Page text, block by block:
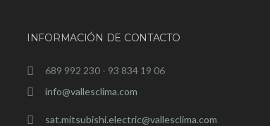
INFORMACIÓN DE CONTACTO
689 992 230 - 93 834 19 06
info@vallesclima.com
sat.mitsubishi.electric@vallesclima.com